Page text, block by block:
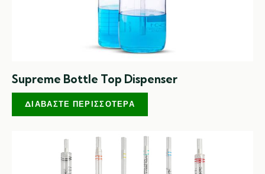
Supreme Bottle Top Dispenser
ΔΙΑΒΆΣΤΕ ΠΕΡΙΣΣΌΤΕΡΑ